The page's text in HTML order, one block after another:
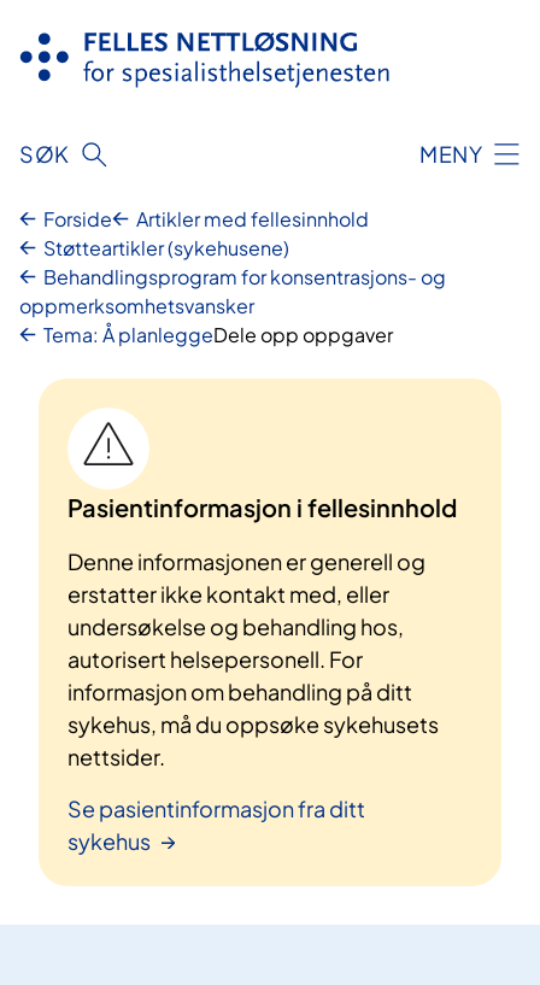
innhold
SØK MENY
Forside
Artikler med fellesinnhold
Støtteartikler (sykehusene)
Behandlingsprogram for konsentrasjons- og
oppmerksomhetsvansker
Tema: Å planleggeDele opp oppgaver
Pasientinformasjon i fellesinnhold
Denne informasjonen er generell og
erstatter ikke kontakt med, eller
undersøkelse og behandling hos,
autorisert helsepersonell. For
informasjon om behandling på ditt
sykehus, må du oppsøke sykehusets
nettsider.
Se pasientinformasjon fra ditt
sykehus